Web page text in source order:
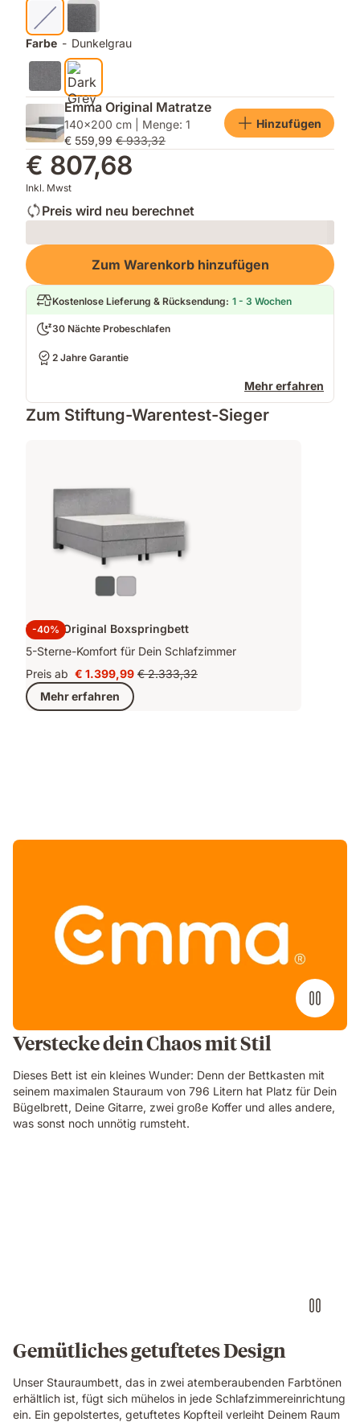
Farbe - Dunkelgrau
Emma Original Matratze
140x200 cm | Menge: 1
€ 559,99 € 933,32
Hinzufügen
€ 807,68
Inkl. Mwst
Preis wird neu berechnet
Loading
Zum Warenkorb hinzufügen
Kostenlose Lieferung & Rücksendung: 1 - 3 Wochen
30 Nächte Probeschlafen
2 Jahre Garantie
Mehr erfahren
Zum Stiftung-Warentest-Sieger
-40%
Emma Original Boxspringbett
5-Sterne-Komfort für Dein Schlafzimmer
Preis ab Preis
€ 1.399,99
€ 1.399,99 Ursprünglicher
€ 2.333,32
Mehr erfahren
Verstecke dein Chaos mit Stil
Dieses Bett ist ein kleines Wunder: Denn der Bettkasten mit
seinem maximalen Stauraum von 796 Litern hat Platz für Dein
Bügelbrett, Deine Gitarre, zwei große Koffer und alles andere,
was sonst noch unnötig rumsteht.
Gemütliches getuftetes Design
Unser Stauraumbett, das in zwei atemberaubenden Farbtönen
erhältlich ist, fügt sich mühelos in jede Schlafzimmereinrichtung
ein. Ein gepolstertes, getuftetes Kopfteil verleiht Deinem Raum